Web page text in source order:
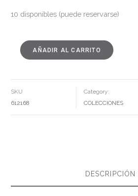
10 disponibles (puede reservarse)
APARADOR
NEGRO-
MADERA
X
40
X
CM
AÑADIR AL CARRITO
SKU
612168
Category:
COLECCIONES
DESCRIPCIÓN